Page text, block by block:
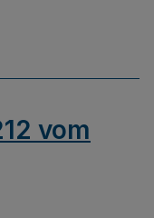
vom